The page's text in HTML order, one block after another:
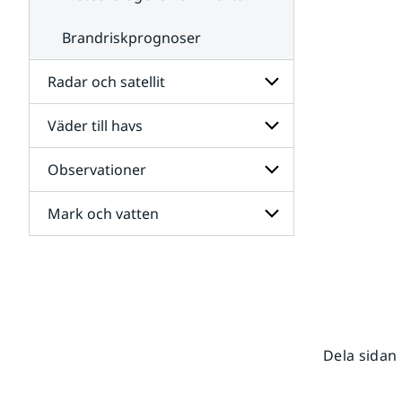
Brandriskprognoser
Radar och satellit
Undersidor
för
Radar
och
satellit
Väder till havs
Undersidor
för
Väder
till
havs
Observationer
Undersidor
för
Mark och vatten
Dela sidan